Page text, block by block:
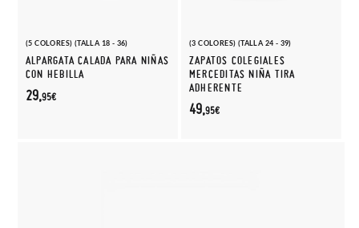
(5 COLORES) (TALLA 18 - 36)
ALPARGATA CALADA PARA NIÑAS
CON HEBILLA
29,95€
(3 COLORES) (TALLA 24 - 39)
ZAPATOS COLEGIALES
MERCEDITAS NIÑA TIRA
ADHERENTE
49,95€